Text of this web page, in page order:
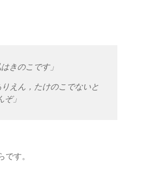
きのこです」
えん，たけのこでないと
ぞ」
です。